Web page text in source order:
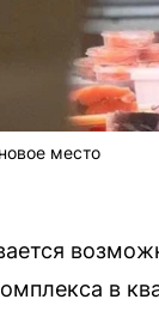
место
в